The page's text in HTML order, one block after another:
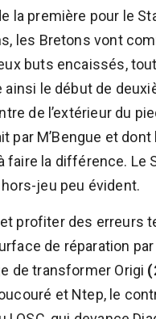
la première pour le
les Bretons vont
buts encaissés,
le début de
de l’extérieur du
par M’Bengue et
la différence. Le
jeu peu évident.
profiter des erreurs
de réparation
de transformer Origi
et Ntep, le